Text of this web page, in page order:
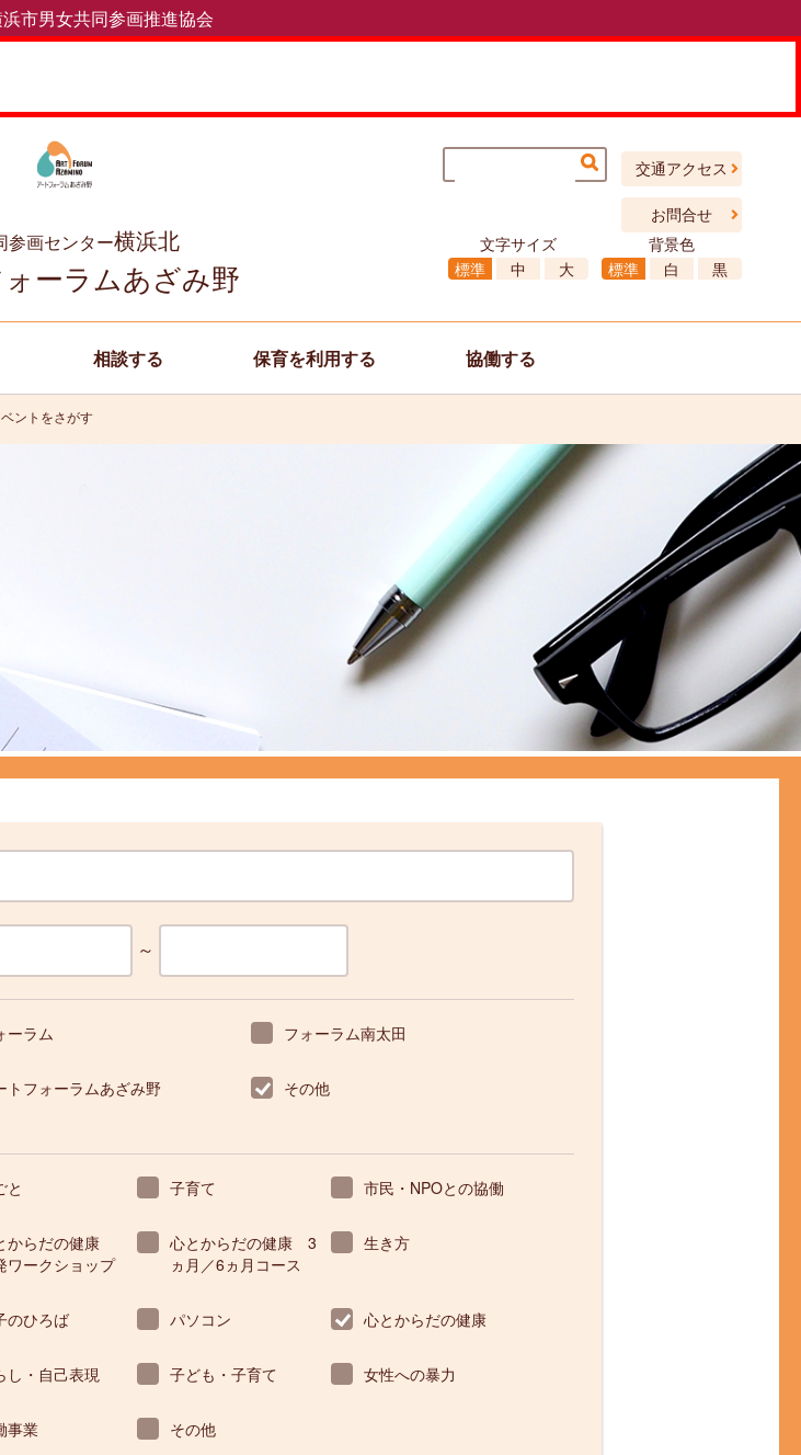
浜市男女共同参画推進協会
参画センター横浜北
ーラムあざみ野
交通アクセス
お問合せ
文字サイズ
標準
中 大
背景色
標準
白 黒
相談する 保育を利用する 協働する
ントをさがす
～
ーラム フォーラム南太田
トフォーラムあざみ野 その他
と 子育て 市民・NPOとの協働
からだの健康
ワークショップ
心とからだの健康 3
ヵ月／6ヵ月コース
生き方
のひろば パソコン 心とからだの健康
し・自己表現 子ども・子育て 女性への暴力
事業 その他